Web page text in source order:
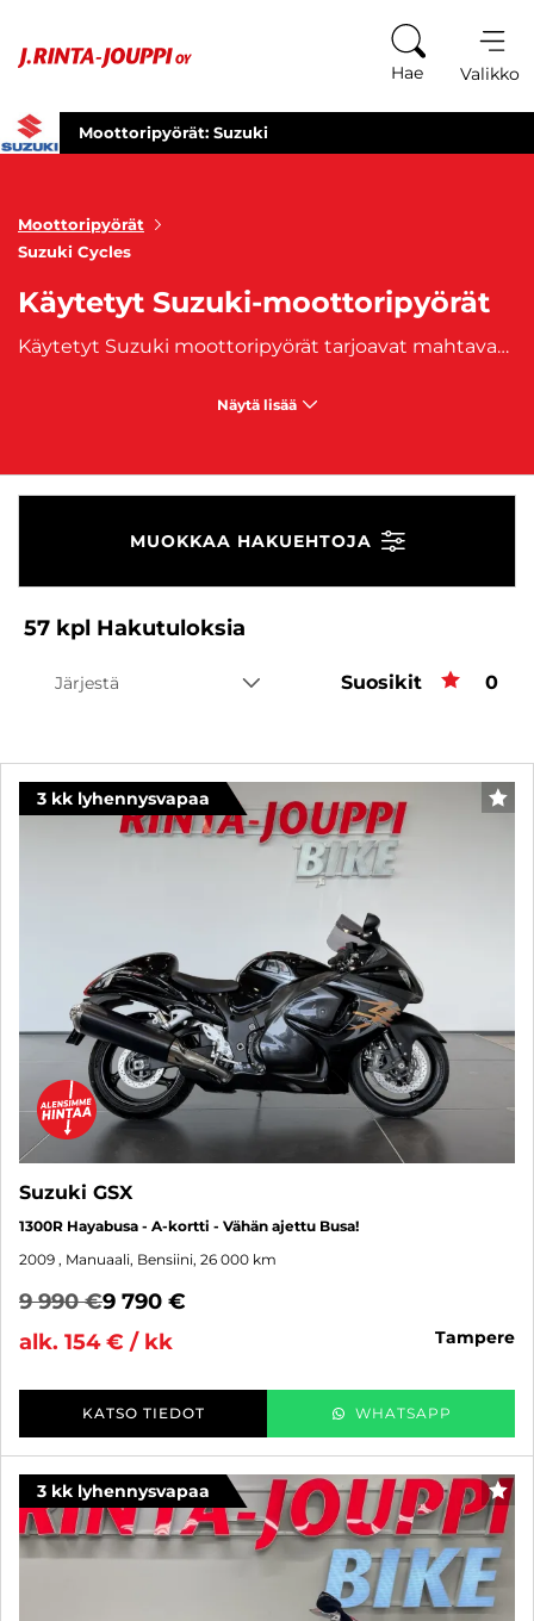
Hae Valikko
Moottoripyörät: Suzuki
Moottoripyörät
Suzuki Cycles
Käytetyt Suzuki-moottoripyörät
Käytetyt Suzuki moottoripyörät tarjoavat mahtavan mahdollisuuden hankkia laadukas ja suorituskykyinen ajoneuvo ilman uuden pyörän hintaa. Suzuki on tunnettu innovatiivisista ja luotettavista moottoripyöristään, ja käytettyjen Suzuki moottoripyörien hankkiminen on fiksu valinta, joka yhdistää edullisuuden ja huipputason tekniikan. J. Rinta-Joupilta löydät laajan valikoiman käytettyjä Suzuki moottoripyöriä, jotka tarjoavat erinomaisen ajokokemuksen ja luotettavuutta eri tarpeisiin. Käytetyt Suzuki moottoripyörät sopivat erityisesti kaikille, jotka arvostavat moottoripyöräilyn iloa mutta haluavat säästää kustannuksissa. Ne ovat täydellinen valinta niin aloittelijoille kuin kokeneille kuskeille, jotka etsivät luotettavaa pyörää päivittäiseen ajoon, viikonloppumatkoille tai jopa pidemmille reissuille. Suzuki-mallien monipuolisuus takaa, että valikoimasta löytyy vaihtoehtoja erilaisten ajotyyppien ja -tarpeiden mukaan, olipa kyseessä sporttipyörä, touring-malli tai enduro. Ulkoisesti Suzuki moottoripyörät erottuvat tyylikkäällä ja sporttisella muotoilullaan. Suzuki on tunnettu modernista ja aerodynaamisesta suunnittelustaan, joka yhdistää tehokkuuden ja visuaalisen vetovoiman. Käytettyjen moottoripyörien ulkoasu voi vaihdella mallin ja vuosimallin mukaan, mutta kaikki säilyttävät Suzuki-merkin tunnistettavan ja houkuttelevan ulkonäön. Sisätiloissa Suzuki moottoripyörät tarjoavat mukavuutta ja käytännöllisyyttä, olipa kyseessä ergonominen ajoasento, korkealaatuiset materiaalit tai modernit teknologiat.
Näytä lisää
MUOKKAA HAKUEHTOJA
57 kpl Hakutuloksia
Järjestä Suosikit 0
3 kk lyhennysvapaa
Suzuki GSX
1300R Hayabusa - A-kortti - Vähän ajettu Busa!
2009 , Manuaali, Bensiini, 26 000 km
9 990 €9 790 €
alk. 154 € / kk
tampere
KATSO TIEDOT WHATSAPP
3 kk lyhennysvapaa